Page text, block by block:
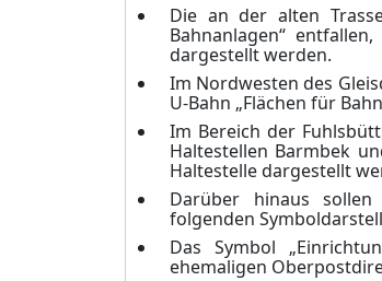
Die an der alten
Bahnanlagen“
dargestellt werden.
Im Nordwesten des
U-Bahn „Flächen für
Im Bereich der
Haltestellen Barmbek
Haltestelle dargestellt
Darüber hinaus
folgenden
Das Symbol
ehemaligen